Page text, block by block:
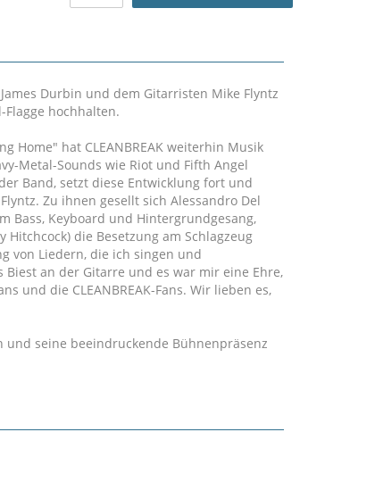
Durbin und dem Gitarristen Mike Flyntz
hochhalten.
Home" hat CLEANBREAK weiterhin Musik
Metal-Sounds wie Riot und Fifth Angel
Band, setzt diese Entwicklung fort und
Zu ihnen gesellt sich Alessandro Del
Bass, Keyboard und Hintergrundgesang,
Hitchcock) die Besetzung am Schlagzeug
von Liedern, die ich singen und
an der Gitarre und es war mir eine Ehre,
und die CLEANBREAK-Fans. Wir lieben es,
und seine beeindruckende Bühnenpräsenz
Auftritts in Staffel 10 von American Idol,